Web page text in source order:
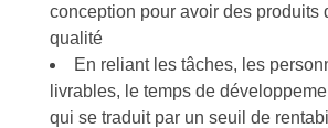
conception pour avoir des produits
qualité
En reliant les tâches, les
livrables, le temps de
qui se traduit par un seuil de